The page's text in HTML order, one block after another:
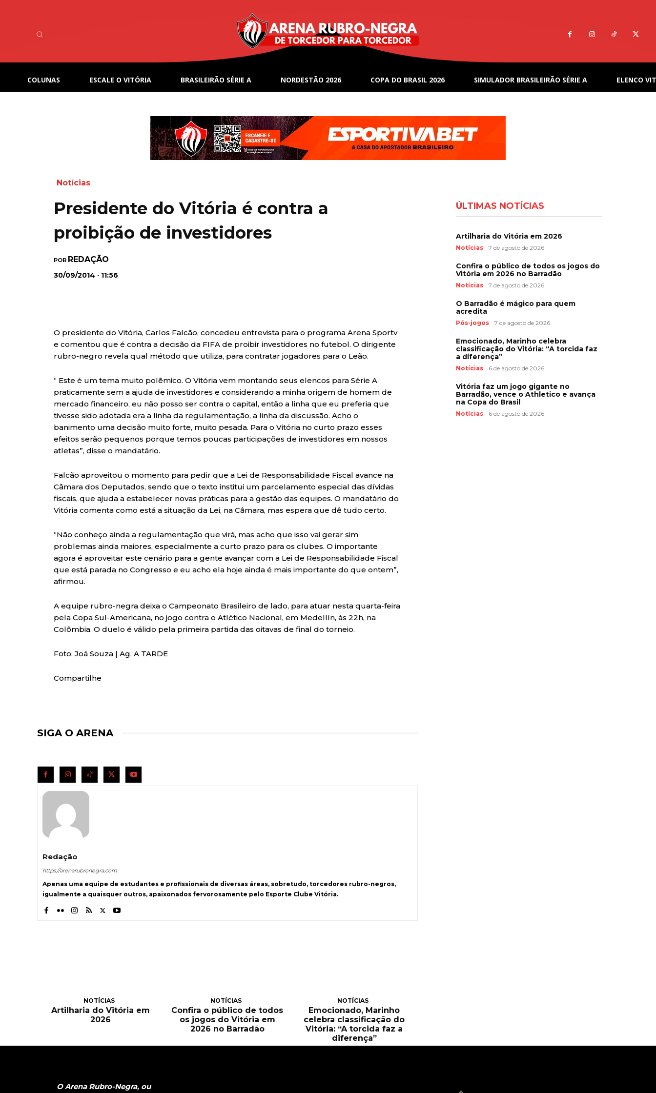
COLUNAS ESCALE O VITÓRIA BRASILEIRÃO SÉRIE A NORDESTÃO 2026 COPA DO BRASIL 2026 SIMULADOR BRASILEIRÃO SÉRIE A ELENCO
Notícias
Presidente do Vitória é contra a
proibição de investidores
POR REDAÇÃO
30/09/2014 · 11:56
O presidente do Vitória, Carlos Falcão, concedeu entrevista para o programa Arena Sportv
e comentou que é contra a decisão da FIFA de proibir investidores no futebol. O dirigente
rubro-negro revela qual método que utiliza, para contratar jogadores para o Leão.
“ Este é um tema muito polêmico. O Vitória vem montando seus elencos para Série A
praticamente sem a ajuda de investidores e considerando a minha origem de homem de
mercado financeiro, eu não posso ser contra o capital, então a linha que eu preferia que
tivesse sido adotada era a linha da regulamentação, a linha da discussão. Acho o
banimento uma decisão muito forte, muito pesada. Para o Vitória no curto prazo esses
efeitos serão pequenos porque temos poucas participações de investidores em nossos
atletas”, disse o mandatário.
Falcão aproveitou o momento para pedir que a Lei de Responsabilidade Fiscal avance na
Câmara dos Deputados, sendo que o texto institui um parcelamento especial das dívidas
fiscais, que ajuda a estabelecer novas práticas para a gestão das equipes. O mandatário do
Vitória comenta como está a situação da Lei, na Câmara, mas espera que dê tudo certo.
“Não conheço ainda a regulamentação que virá, mas acho que isso vai gerar sim
problemas ainda maiores, especialmente a curto prazo para os clubes. O importante
agora é aproveitar este cenário para a gente avançar com a Lei de Responsabilidade Fiscal
que está parada no Congresso e eu acho ela hoje ainda é mais importante do que ontem”,
afirmou.
A equipe rubro-negra deixa o Campeonato Brasileiro de lado, para atuar nesta quarta-feira
pela Copa Sul-Americana, no jogo contra o Atlético Nacional, em Medellín, às 22h, na
Colômbia. O duelo é válido pela primeira partida das oitavas de final do torneio.
Foto: Joá Souza | Ag. A TARDE
Compartilhe
SIGA O ARENA
Redação
https://arenarubronegra.com
Apenas uma equipe de estudantes e profissionais de diversas áreas, sobretudo, torcedores rubro-negros,
igualmente a quaisquer outros, apaixonados fervorosamente pelo Esporte Clube Vitória.
NOTÍCIAS
Artilharia do Vitória em
2026
NOTÍCIAS
Confira o público de todos
os jogos do Vitória em
2026 no Barradão
NOTÍCIAS
Emocionado, Marinho
celebra classificação do
Vitória: “A torcida faz a
diferença”
ÚLTIMAS NOTÍCIAS
Artilharia do Vitória em 2026
Notícias 7 de agosto de 2026
Confira o público de todos os jogos do
Vitória em 2026 no Barradão
Notícias 7 de agosto de 2026
O Barradão é mágico para quem
acredita
Pós-jogos 7 de agosto de 2026
Emocionado, Marinho celebra
classificação do Vitória: “A torcida faz
a diferença”
Notícias 6 de agosto de 2026
Vitória faz um jogo gigante no
Barradão, vence o Athletico e avança
na Copa do Brasil
Notícias 6 de agosto de 2026
O Arena Rubro-Negra, ou